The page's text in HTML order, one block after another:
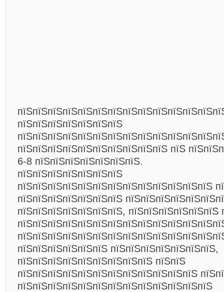
пїЅпїЅпїЅпїЅпїЅпїЅпїЅ
пїЅпїЅпїЅпїЅпїЅпїЅпїЅпїЅпїЅпїЅ пїЅ
6-8 пїЅпїЅпїЅпїЅпїЅпїЅпїЅ.
пїЅпїЅпїЅпїЅпїЅпїЅпїЅ
пїЅпїЅпїЅпїЅпїЅпїЅпїЅпїЅпїЅпїЅпїЅпїЅпїЅ
пїЅпїЅпїЅпїЅпїЅпїЅпїЅ
пїЅпїЅпїЅпїЅпїЅпїЅпїЅ, пїЅпїЅпїЅпїЅпїЅпїЅ
пїЅпїЅпїЅпїЅпїЅпїЅ пїЅпїЅпїЅпїЅпїЅпїЅпїЅ,
пїЅпїЅпїЅпїЅпїЅпїЅпїЅпїЅпїЅ пїЅпїЅ
пїЅпїЅпїЅпїЅпїЅпїЅпїЅпїЅпїЅпїЅпїЅпїЅ
пїЅпїЅпїЅпїЅпїЅпїЅпїЅпїЅпїЅпїЅпїЅпїЅпїЅ